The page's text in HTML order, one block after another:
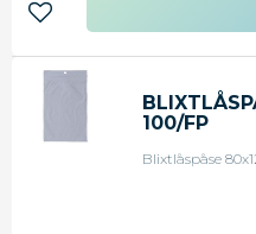
Lägg till i favoriter
100/FP
Blixtlåspåse